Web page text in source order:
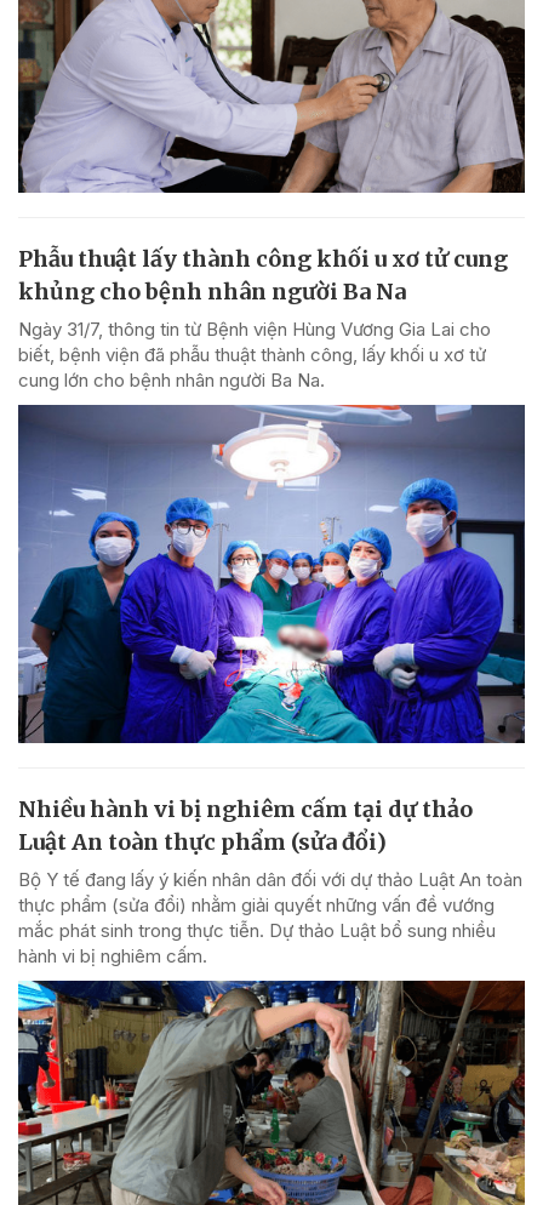
Phẫu thuật lấy thành công khối u xơ tử cung
khủng cho bệnh nhân người Ba Na
Ngày 31/7, thông tin từ Bệnh viện Hùng Vương Gia Lai cho
biết, bệnh viện đã phẫu thuật thành công, lấy khối u xơ tử
cung lớn cho bệnh nhân người Ba Na.
Nhiều hành vi bị nghiêm cấm tại dự thảo
Luật An toàn thực phẩm (sửa đổi)
Bộ Y tế đang lấy ý kiến nhân dân đối với dự thảo Luật An toàn
thực phẩm (sửa đổi) nhằm giải quyết những vấn đề vướng
mắc phát sinh trong thực tiễn. Dự thảo Luật bổ sung nhiều
hành vi bị nghiêm cấm.